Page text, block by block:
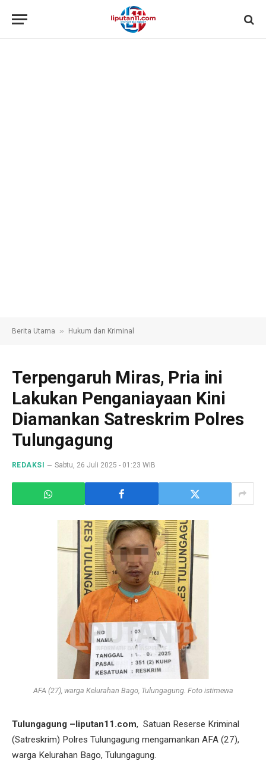
Berita Utama » Hukum dan Kriminal
Terpengaruh Miras, Pria ini
Lakukan Penganiayaan Kini
Diamankan Satreskrim Polres
Tulungagung
REDAKSI Sabtu, 26 Juli 2025 - 01:23 WIB
AFA (27), warga Kelurahan Bago, Tulungagung. Foto istimewa
Tulungagung –liputan11.com, Satuan Reserse Kriminal
(Satreskrim) Polres Tulungagung mengamankan AFA (27),
warga Kelurahan Bago, Tulungagung.